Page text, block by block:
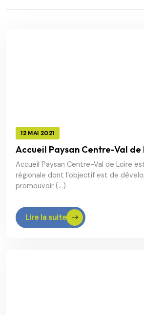
12 MAI 2021
Accueil Paysan Centre-Val de
Accueil Paysan Centre-Val de Loire
régionale dont l’objectif est de
promouvoir (…)
Lire la suite